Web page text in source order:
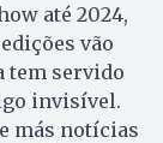
até 2024,
vão
tem servido
invisível.
más notícias